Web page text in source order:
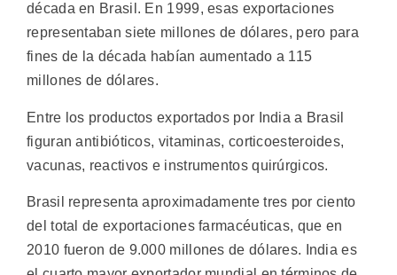
década en Brasil. En 1999, esas exportaciones
representaban siete millones de dólares, pero para
fines de la década habían aumentado a 115
millones de dólares.
Entre los productos exportados por India a Brasil
figuran antibióticos, vitaminas, corticoesteroides,
vacunas, reactivos e instrumentos quirúrgicos.
Brasil representa aproximadamente tres por ciento
del total de exportaciones farmacéuticas, que en
2010 fueron de 9.000 millones de dólares. India es